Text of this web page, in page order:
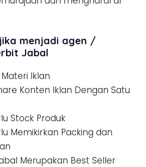
menjadi agen /
Jabal
Iklan
Konten Iklan Dengan Satu
Stock Produk
Memikirkan Packing dan
Merupakan Best Seller